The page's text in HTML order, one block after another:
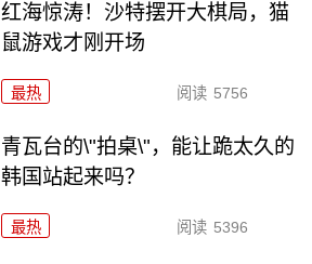
红海惊涛！沙特摆开大棋局，猫
鼠游戏才刚开场
最热 阅读 5756
青瓦台的\"拍桌\"，能让跪太久的
韩国站起来吗？
最热 阅读 5396